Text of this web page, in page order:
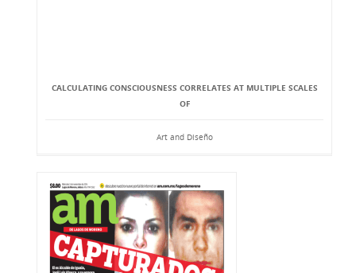
CALCULATING CONSCIOUSNESS CORRELATES AT MULTIPLE SCALES
OF
Art and Diseño